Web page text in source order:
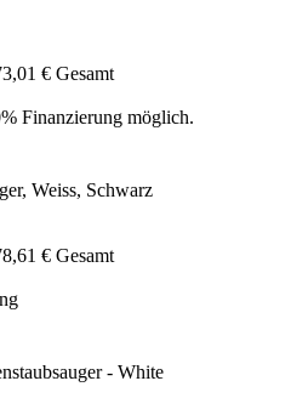
€ Gesamt
Finanzierung möglich.
Weiss, Schwarz
€ Gesamt
- White